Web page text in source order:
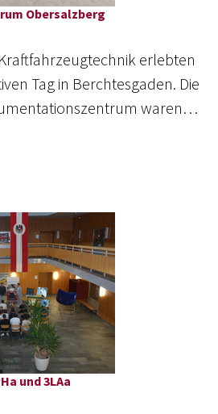
Obersalzberg
erlebten
Tag in Berchtesgaden. Die
waren…
und 3LAa